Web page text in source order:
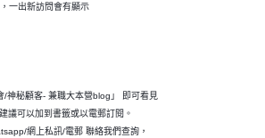
一出新訪問會有顯示
神秘顧客- 兼職大本營blog」 即可看見
議可以加到書籤或以電郵訂閱。
網上私訊/電郵 聯絡我們查詢，